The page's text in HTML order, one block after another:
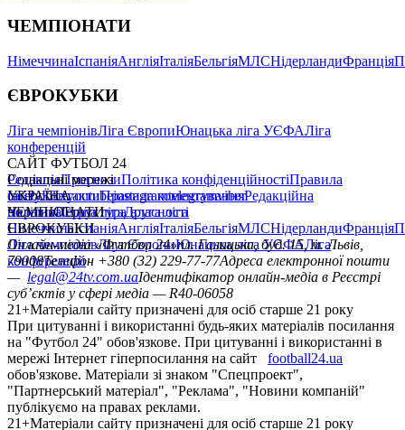
ЧЕМПІОНАТИ
НімеччинаІспаніяАнгліяІталіяБельгіяМЛСНідерландиФранція
ЄВРОКУБКИ
Ліга чемпіонівЛіга ЄвропиЮнацька ліга УЄФАЛіга
конференцій
САЙТ ФУТБОЛ 24
РедакціяПрогнозиПолітика конфіденційностіПравила
сайтуКонтактиПравила коментуванняРедакційна
політикаСтруктура власності
Соціальні мережі
facebookxyoutubeinstagramtelegramviber
УКРАЇНА
УкраїнаПерша лігаДруга ліга
ЧЕМПІОНАТИ
НімеччинаІспаніяАнгліяІталіяБельгіяМЛСНідерландиФранція
ЄВРОКУБКИ
Ліга чемпіонівЛіга ЄвропиЮнацька ліга УЄФАЛіга
конференцій
Онлайн-медіа «Футбол 24»пл. Галицька, буд. 15, м. Львів,
79008Телефон +380 (32) 229-77-77Адреса електронної пошти
— legal@24tv.com.uaІдентифікатор онлайн-медіа в Реєстрі
суб’єктів у сфері медіа — R40-06058
21+Матеріали сайту призначені для осіб старше 21 року
При цитуванні і використанні будь-яких матеріалів посилання
на "Футбол 24" обов'язкове. При цитуванні і використанні в
мережі Інтернет гіперпосилання на сайт
football24.ua
обов'язкове. Матеріали зі знаком "Спецпроект",
"Партнерський матеріал", "Реклама", "Новини компаній"
публікуємо на правах реклами.
21+Матеріали сайту призначені для осіб старше 21 року